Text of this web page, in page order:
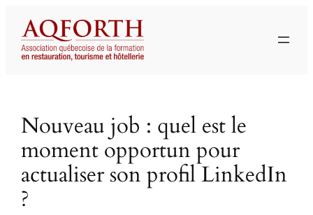
contenu
Nouveau job : quel est le
moment opportun pour
actualiser son profil LinkedIn
?